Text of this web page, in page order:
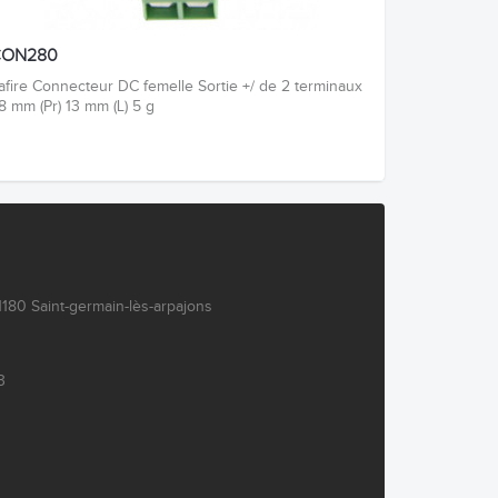
Connecteur DC femelle Sortie +/ de 2 terminaux
mm (Pr) 13 mm (L) 5 g
Saint-germain-lès-arpajons